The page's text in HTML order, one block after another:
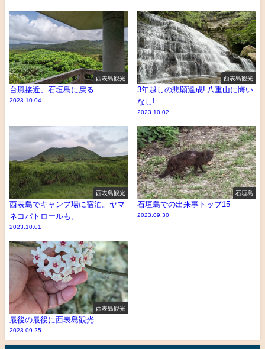
西表島観光
台風接近、石垣島に戻る
2023.10.04
西表島観光
3年越しの悲願達成! 八重山に悔い
なし!
2023.10.02
西表島観光
西表島でキャンプ場に宿泊。ヤマ
ネコパトロールも。
2023.10.01
石垣島
石垣島での出来事トップ15
2023.09.30
西表島観光
最後の最後に西表島観光
2023.09.25